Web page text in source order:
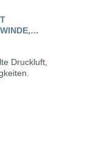
E
Druckluft,